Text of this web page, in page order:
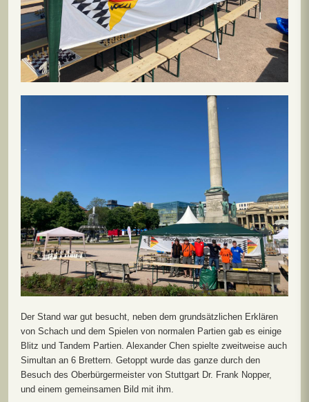
Der Stand war gut besucht, neben dem grundsätzlichen Erklären
von Schach und dem Spielen von normalen Partien gab es einige
Blitz und Tandem Partien. Alexander Chen spielte zweitweise auch
Simultan an 6 Brettern. Getoppt wurde das ganze durch den
Besuch des Oberbürgermeister von Stuttgart Dr. Frank Nopper,
und einem gemeinsamen Bild mit ihm.